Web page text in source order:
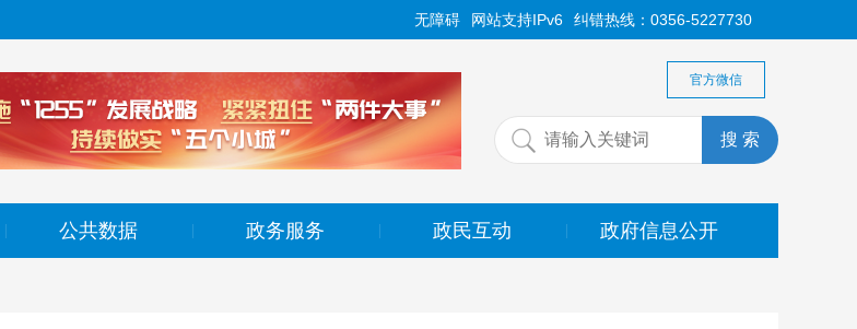
纠错热线：0356-5227730
网站支持IPv6
无障碍
官方微信
公共数据 政务服务 政民互动 政府信息公开